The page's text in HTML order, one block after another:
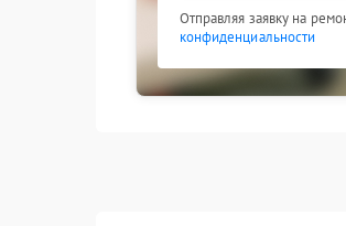
Отправляя заявку на
конфиденциальности